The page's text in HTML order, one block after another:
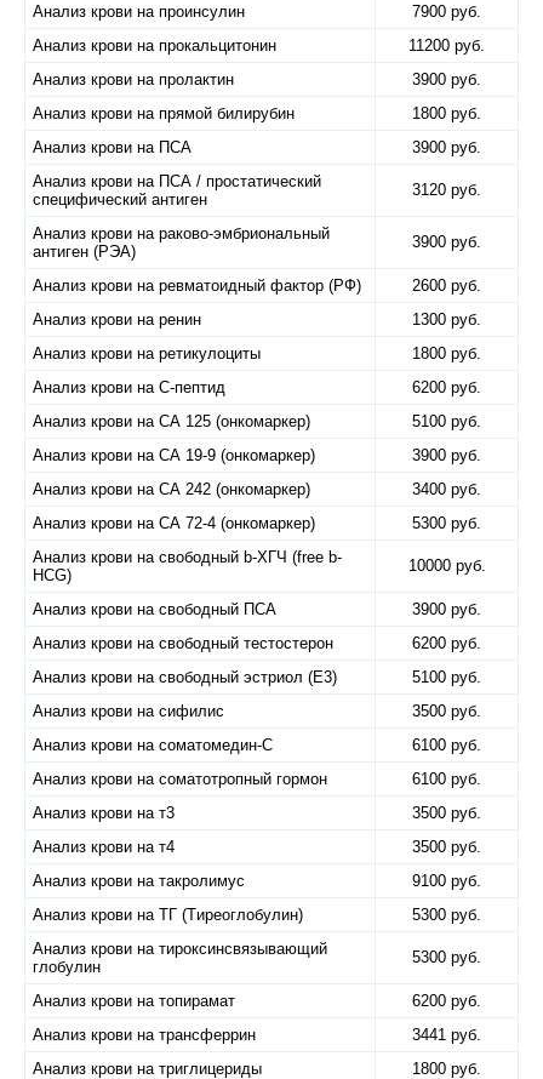
Анализ крови на проинсулин
7900 руб.
Анализ крови на прокальцитонин
11200 руб.
Анализ крови на пролактин
3900 руб.
Анализ крови на прямой билирубин
1800 руб.
Анализ крови на ПСА
3900 руб.
Анализ крови на ПСА / простатический
специфический антиген
3120 руб.
Анализ крови на раково-эмбриональный
антиген (РЭА)
3900 руб.
Анализ крови на ревматоидный фактор (РФ)
2600 руб.
Анализ крови на ренин
1300 руб.
Анализ крови на ретикулоциты
1800 руб.
Анализ крови на С-пептид
6200 руб.
Анализ крови на СА 125 (онкомаркер)
5100 руб.
Анализ крови на СА 19-9 (онкомаркер)
3900 руб.
Анализ крови на СА 242 (онкомаркер)
3400 руб.
Анализ крови на СА 72-4 (онкомаркер)
5300 руб.
Анализ крови на свободный b-ХГЧ (free b-
HCG)
10000 руб.
Анализ крови на свободный ПСА
3900 руб.
Анализ крови на свободный тестостерон
6200 руб.
Анализ крови на свободный эстриол (Е3)
5100 руб.
Анализ крови на сифилис
3500 руб.
Анализ крови на соматомедин-С
6100 руб.
Анализ крови на соматотропный гормон
6100 руб.
Анализ крови на т3
3500 руб.
Анализ крови на т4
3500 руб.
Анализ крови на такролимус
9100 руб.
Анализ крови на ТГ (Tиреоглобулин)
5300 руб.
Анализ крови на тироксинсвязывающий
глобулин
5300 руб.
Анализ крови на топирамат
6200 руб.
Анализ крови на трансферрин
3441 руб.
Анализ крови на триглицериды
1800 руб.